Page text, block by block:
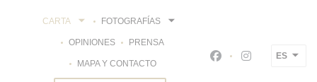
CARTA FOTOGRAFÍAS
OPINIONES PRENSA
MAPA Y CONTACTO Facebook ((abre
Instagram
ES